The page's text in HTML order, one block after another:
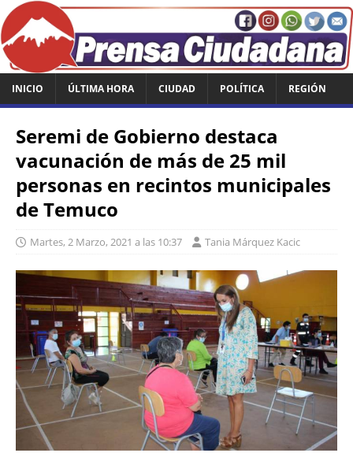
INICIO ÚLTIMA HORA CIUDAD POLÍTICA REGIÓN
Seremi de Gobierno destaca
vacunación de más de 25 mil
personas en recintos municipales
de Temuco
Martes, 2 Marzo, 2021 a las 10:37 Tania Márquez Kacic